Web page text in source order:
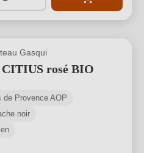
Gasqui
CITIUS rosé BIO
de Provence AOP
noir